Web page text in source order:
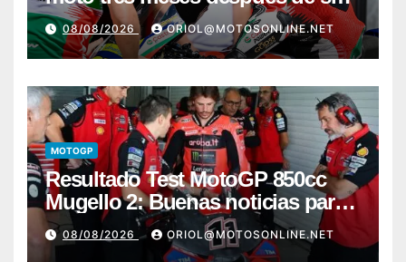
grave lesión
08/08/2026 ORIOL@MOTOSONLINE.NET
MOTOGP
Resultado Test MotoGP 850cc
Mugello 2: Buenas noticias para
Márquez y Acosta
08/08/2026 ORIOL@MOTOSONLINE.NET